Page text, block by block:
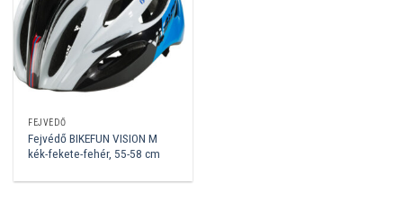
FEJVÉDŐ
Fejvédő BIKEFUN VISION M
kék-fekete-fehér, 55-58 cm